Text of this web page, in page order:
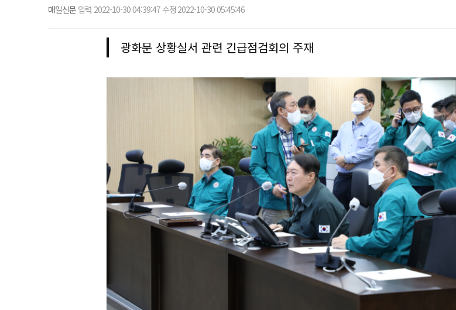
매일신문 입력 2022-10-30 04:39:47 수정 2022-10-30 05:45:46
광화문 상황실서 관련 긴급점검회의 주재